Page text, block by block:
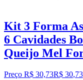
Kit 3 Forma
6 Cavidades
Queijo Mel
Preço R$ 30,73R$ 30,73